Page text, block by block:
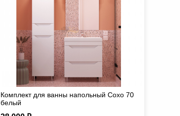
Комплект для ванны напольный Сохо 70
белый